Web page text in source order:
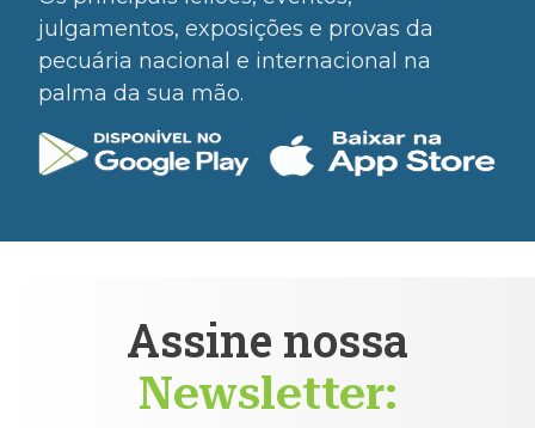
julgamentos, exposições e provas da
pecuária nacional e internacional na
palma da sua mão.
Assine nossa
Newsletter: